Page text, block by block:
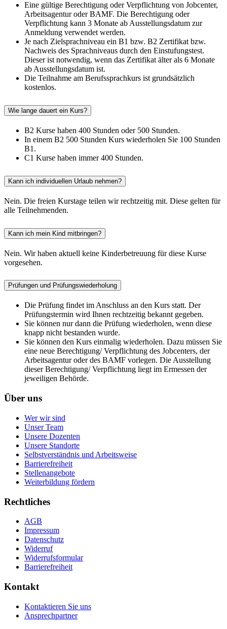
Eine gültige Berechtigung oder Verpflichtung von Jobcenter,
Arbeitsagentur oder BAMF. Die Berechtigung oder
Verpflichtung kann 3 Monate ab Ausstellungsdatum zur
Anmeldung verwendet werden.
Je nach Zielsprachniveau ein B1 bzw. B2 Zertifikat bzw.
Nachweis des Sprachniveaus durch den Einstufungstest.
Dieser ist notwendig, wenn das Zertifikat älter als 6 Monate
ab Ausstellungsdatum ist.
Die Teilnahme am Berufssprachkurs ist grundsätzlich
kostenlos.
Wie lange dauert ein Kurs?
B2 Kurse haben 400 Stunden oder 500 Stunden.
In einem B2 500 Stunden Kurs wiederholen Sie 100 Stunden
B1.
C1 Kurse haben immer 400 Stunden.
Kann ich individuellen Urlaub nehmen?
Nein. Die freien Kurstage teilen wir rechtzeitig mit. Diese gelten für
alle Teilnehmenden.
Kann ich mein Kind mitbringen?
Nein. Wir haben aktuell keine Kinderbetreuung für diese Kurse
vorgesehen.
Prüfungen und Prüfungswiederholung
Die Prüfung findet im Anschluss an den Kurs statt. Der
Prüfungstermin wird Ihnen rechtzeitig bekannt gegeben.
Sie können nur dann die Prüfung wiederholen, wenn diese
knapp nicht bestanden wurde.
Sie können den Kurs einmalig wiederholen. Dazu müssen Sie
eine neue Berechtigung/ Verpflichtung des Jobcenters, der
Arbeitsagentur oder des BAMF vorlegen. Die Ausstellung
dieser Berechtigung/ Verpflichtung liegt im Ermessen der
jeweiligen Behörde.
Über uns
Wer wir sind
Unser Team
Unsere Dozenten
Unsere Standorte
Selbstverständnis und Arbeitsweise
Barrierefreiheit
Stellenangebote
Weiterbildung fördern
Rechtliches
AGB
Impressum
Datenschutz
Widerruf
Widerrufsformular
Barrierefreiheit
Kontakt
Kontaktieren Sie uns
Ansprechpartner